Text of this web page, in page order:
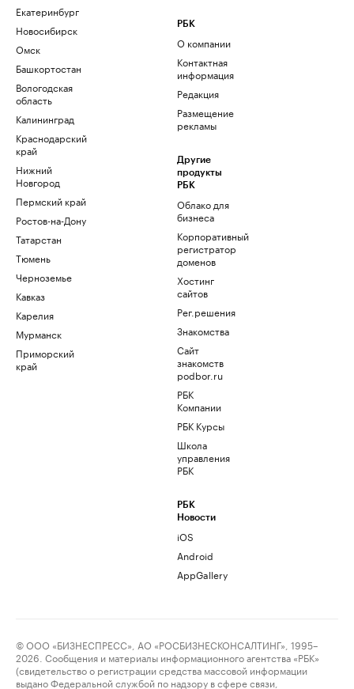
Екатеринбург
Новосибирск
Омск
Башкортостан
Вологодская
область
Калининград
Краснодарский
край
Нижний
Новгород
Пермский край
Ростов-на-Дону
Татарстан
Тюмень
Черноземье
Кавказ
Карелия
Мурманск
Приморский
край
РБК
О компании
Контактная
информация
Редакция
Размещение
рекламы
Другие
продукты
РБК
Облако для
бизнеса
Корпоративный
регистратор
доменов
Хостинг
сайтов
Рег.решения
Знакомства
Сайт
знакомств
podbor.ru
РБК
Компании
РБК Курсы
Школа
управления
РБК
РБК
Новости
iOS
Android
AppGallery
© ООО «БИЗНЕСПРЕСС», АО «РОСБИЗНЕСКОНСАЛТИНГ», 1995–
2026. Сообщения и материалы информационного агентства «РБК»
(свидетельство о регистрации средства массовой информации
выдано Федеральной службой по надзору в сфере связи,